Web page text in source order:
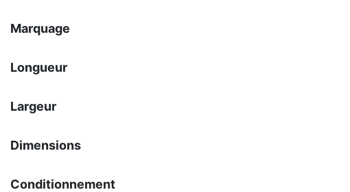
Marquage
Longueur
Largeur
Dimensions
Conditionnement